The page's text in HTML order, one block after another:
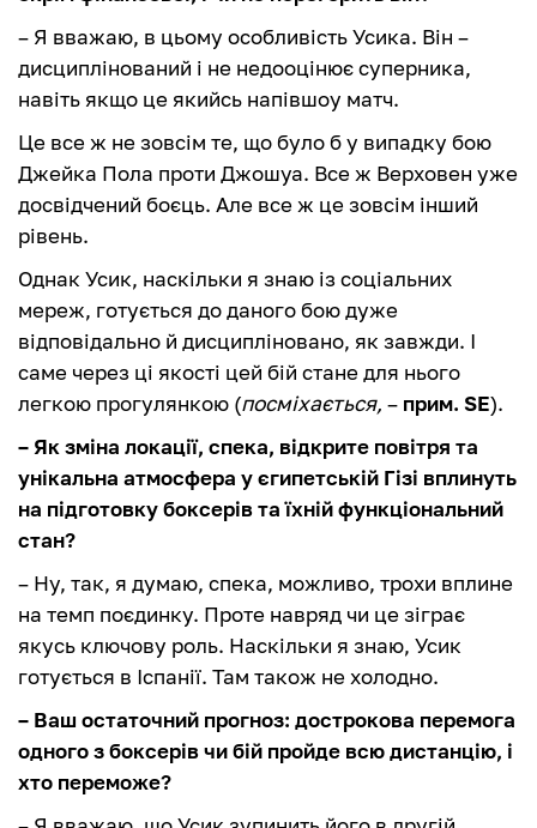
– Я вважаю, в цьому особливість Усика. Він –
дисциплінований і не недооцінює суперника,
навіть якщо це якийсь напівшоу матч.
Це все ж не зовсім те, що було б у випадку бою
Джейка Пола проти Джошуа. Все ж Верховен уже
досвідчений боєць. Але все ж це зовсім інший
рівень.
Однак Усик, наскільки я знаю із соціальних
мереж, готується до даного бою дуже
відповідально й дисципліновано, як завжди. І
саме через ці якості цей бій стане для нього
легкою прогулянкою (посміхається, – прим. SE).
– Як зміна локації, спека, відкрите повітря та
унікальна атмосфера у єгипетській Гізі вплинуть
на підготовку боксерів та їхній функціональний
стан?
– Ну, так, я думаю, спека, можливо, трохи вплине
на темп поєдинку. Проте навряд чи це зіграє
якусь ключову роль. Наскільки я знаю, Усик
готується в Іспанії. Там також не холодно.
– Ваш остаточний прогноз: дострокова перемога
одного з боксерів чи бій пройде всю дистанцію, і
хто переможе?